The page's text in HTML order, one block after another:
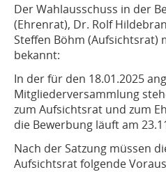
Der Wahlausschuss in der
(Ehrenrat), Dr. Rolf
Steffen Böhm (Aufsichtsrat)
bekannt:
In der für den 18.01.2025
Mitgliederversammlung
zum Aufsichtsrat und zum
die Bewerbung läuft am
Nach der Satzung müssen
Aufsichtsrat folgende